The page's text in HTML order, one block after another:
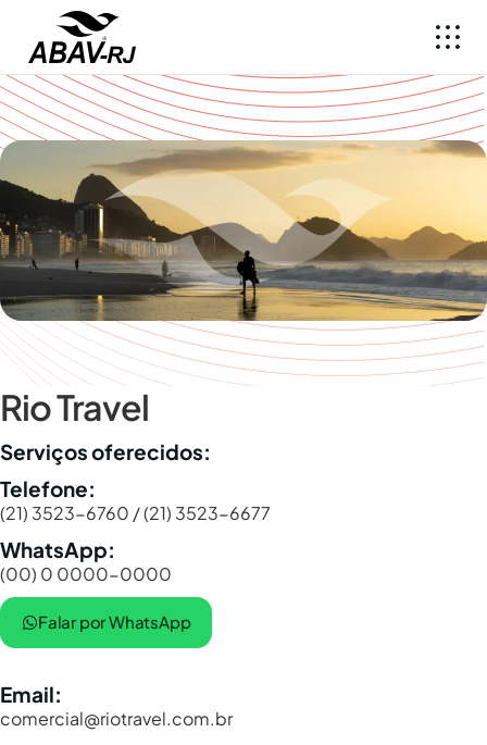
Rio Travel
Serviços oferecidos:
Telefone:
(21) 3523-6760 / (21) 3523-6677
WhatsApp:
(00) 0 0000-0000
Falar por WhatsApp
Email:
comercial@riotravel.com.br